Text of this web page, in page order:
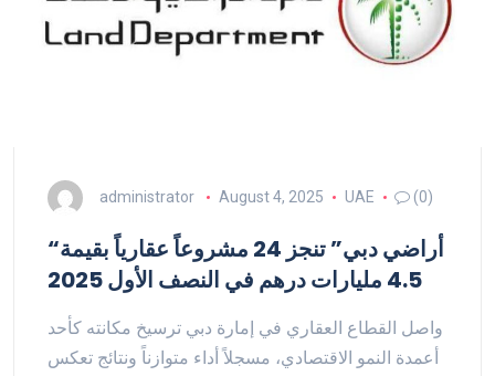
administrator August 4, 2025 UAE (0)
“أراضي دبي” تنجز 24 مشروعاً عقارياً بقيمة
4.5 مليارات درهم في النصف الأول 2025
واصل القطاع العقاري في إمارة دبي ترسيخ مكانته كأحد
أعمدة النمو الاقتصادي، مسجلاً أداء متوازناً ونتائج تعكس